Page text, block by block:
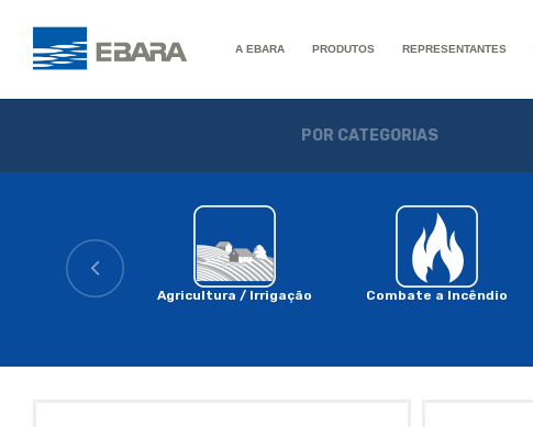
A EBARA PRODUTOS REPRESENTANTES
POR CATEGORIAS
Agricultura / Irrigação Combate a Incêndio